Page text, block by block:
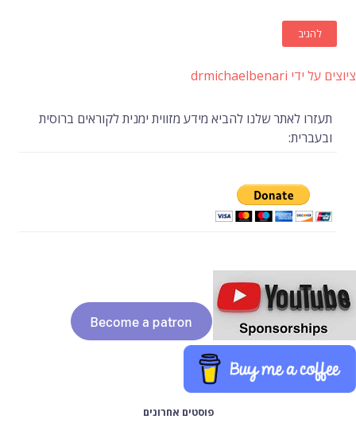
ציוצים על ידי drmichaelbenari
תעזרו לאתר שלנו להביא מידע מזווית ימנית לקוראים ברוסית
ובעברית:
פוסטים אחרונים